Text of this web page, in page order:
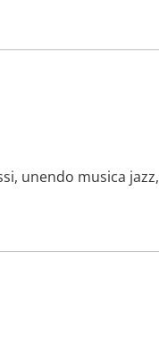
unendo musica jazz,